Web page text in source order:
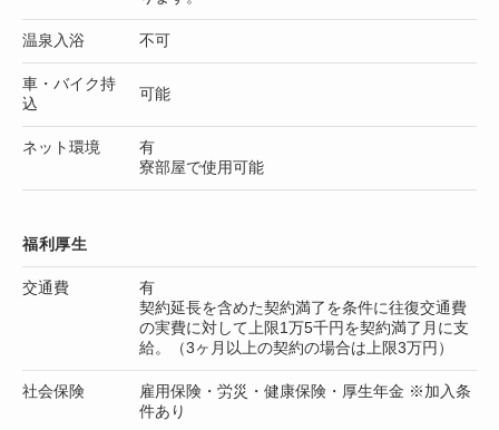
温泉入浴 不可
車・バイク持
込
可能
ネット環境
有
寮部屋で使用可能
福利厚生
交通費
有
契約延長を含めた契約満了を条件に往復交通費
の実費に対して上限1万5千円を契約満了月に支
給。（3ヶ月以上の契約の場合は上限3万円）
社会保険
雇用保険・労災・健康保険・厚生年金 ※加入条
件あり